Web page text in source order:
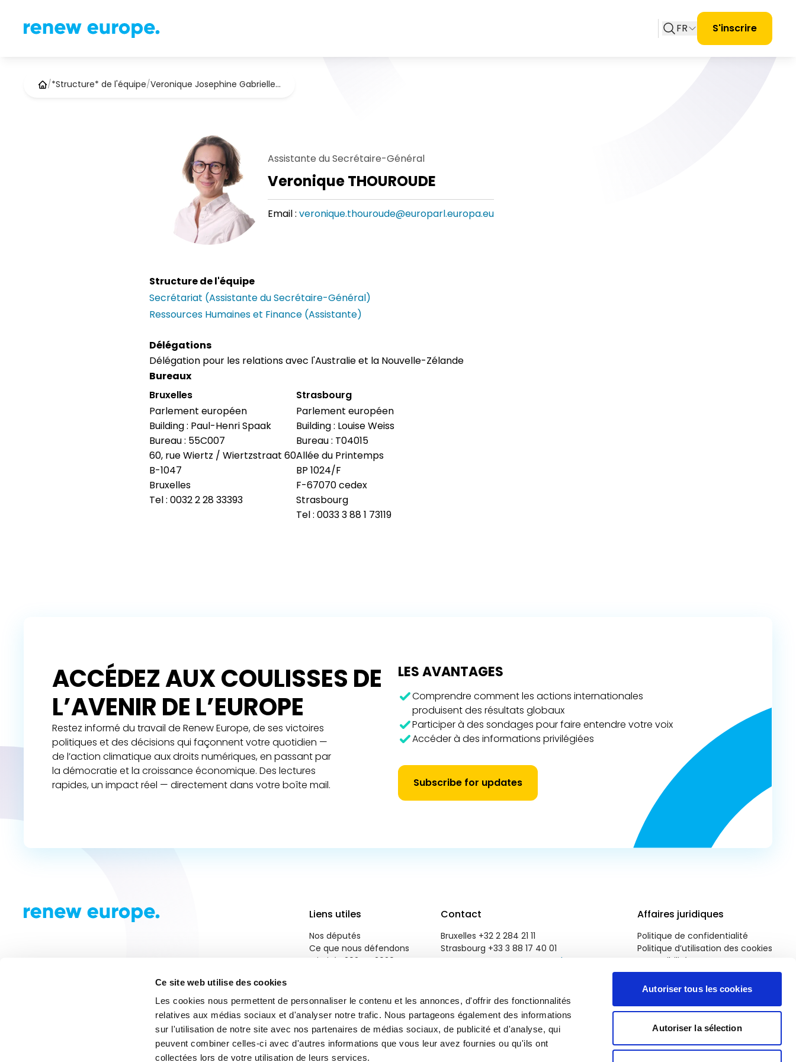
Ce site web utilise des cookies
Les cookies nous permettent de personnaliser le contenu et les annonces, d'offrir des fonctionnalités
relatives aux médias sociaux et d'analyser notre trafic. Nous partageons également des informations
sur l'utilisation de notre site avec nos partenaires de médias sociaux, de publicité et d'analyse, qui
peuvent combiner celles-ci avec d'autres informations que vous leur avez fournies ou qu'ils ont
collectées lors de votre utilisation de leurs services.
Autoriser tous les cookies
Autoriser la sélection
FR S'inscrire
/*Structure* de l'équipe/Veronique Josephine Gabrielle…
Assistante du Secrétaire-Général
Veronique THOUROUDE
Email : veronique.thouroude@europarl.europa.eu
Structure de l'équipe
Secrétariat (Assistante du Secrétaire-Général)
Ressources Humaines et Finance (Assistante)
Délégations
Délégation pour les relations avec l'Australie et la Nouvelle-Zélande
Bureaux
Bruxelles
Parlement européen
Building : Paul-Henri Spaak
Bureau : 55C007
60, rue Wiertz / Wiertzstraat 60
B-1047
Bruxelles
Tel : 0032 2 28 33393
Strasbourg
Parlement européen
Building : Louise Weiss
Bureau : T04015
Allée du Printemps
BP 1024/F
F-67070 cedex
Strasbourg
Tel : 0033 3 88 1 73119
ACCÉDEZ AUX COULISSES DE
L’AVENIR DE L’EUROPE
Restez informé du travail de Renew Europe, de ses victoires
politiques et des décisions qui façonnent votre quotidien —
de l’action climatique aux droits numériques, en passant par
la démocratie et la croissance économique. Des lectures
rapides, un impact réel — directement dans votre boîte mail.
LES AVANTAGES
Comprendre comment les actions internationales
produisent des résultats globaux
Participer à des sondages pour faire entendre votre voix
Accéder à des informations privilégiées
Subscribe for updates
Liens utiles
Nos députés
Ce que nous défendons
Priorités 2024 - 2029
Contactez-nous
Contact
Bruxelles +32 2 284 21 11
Strasbourg +33 3 88 17 40 01
reneweuropegroup@europarl.europa.eu
Affaires juridiques
Politique de confidentialité
Politique d’utilisation des cookies
Accessibilité